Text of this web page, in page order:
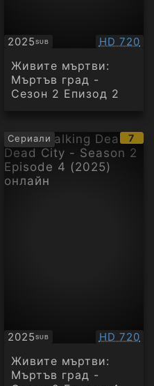
2025SUB
Субтитри HD 720
Живите мъртви:
Мъртъв град -
Сезон 2 Епизод 2
Сериали 7
2025SUB
Субтитри HD 720
Живите мъртви:
Мъртъв град -